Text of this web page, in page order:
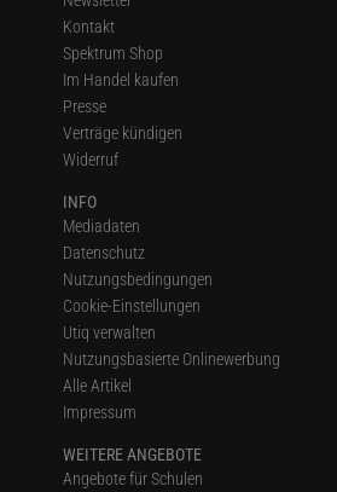
Kontakt
Spektrum Shop
Im Handel kaufen
Presse
Verträge kündigen
Widerruf
INFO
Mediadaten
Datenschutz
Nutzungsbedingungen
Cookie-Einstellungen
Utiq verwalten
Nutzungsbasierte Onlinewerbung
Alle Artikel
Impressum
WEITERE ANGEBOTE
Angebote für Schulen